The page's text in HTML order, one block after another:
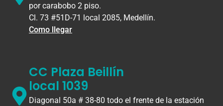
por carabobo 2 piso.
Cl. 73 #51D-71 local 2085, Medellín.
Como llegar
CC Plaza Beillín
local 1039
Diagonal 50a # 38-80 todo el frente de la estación